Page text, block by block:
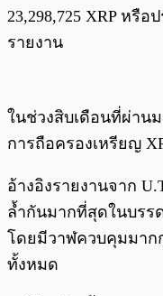
23,298,725 XRP หรื
รายงาน
ในช่วงสิบเดือนที่ผ่าน
การถือครองเหรียญ
อ้างอิงรายงานจาก
ล้ำกันมากที่สุดในบรร
โดยมีวาฬควบคุมมาก
ทั้งหมด